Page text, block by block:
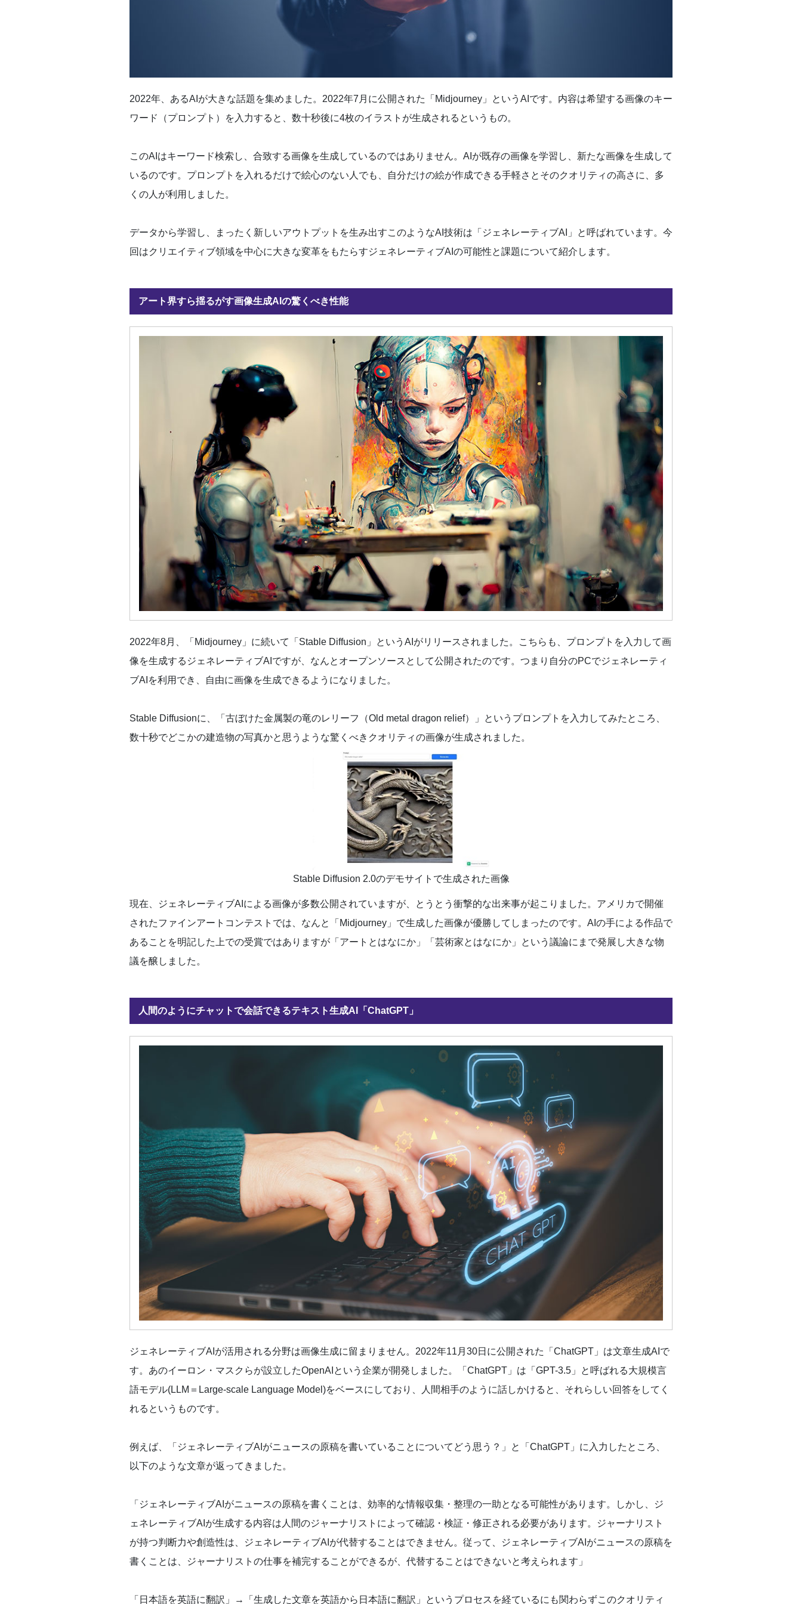
2022年、あるAIが大きな話題を集めました。2022年7月に公開された「Midjourney」というAIです。内容は希望する画像のキー
ワード（プロンプト）を入力すると、数十秒後に4枚のイラストが生成されるというもの。
このAIはキーワード検索し、合致する画像を生成しているのではありません。AIが既存の画像を学習し、新たな画像を生成して
いるのです。プロンプトを入れるだけで絵心のない人でも、自分だけの絵が作成できる手軽さとそのクオリティの高さに、多
くの人が利用しました。
データから学習し、まったく新しいアウトプットを生み出すこのようなAI技術は「ジェネレーティブAI」と呼ばれています。今
回はクリエイティブ領域を中心に大きな変革をもたらすジェネレーティブAIの可能性と課題について紹介します。
アート界すら揺るがす画像生成AIの驚くべき性能
2022年8月、「Midjourney」に続いて「Stable Diffusion」というAIがリリースされました。こちらも、プロンプトを入力して画
像を生成するジェネレーティブAIですが、なんとオープンソースとして公開されたのです。つまり自分のPCでジェネレーティ
ブAIを利用でき、自由に画像を生成できるようになりました。
Stable Diffusionに、「古ぼけた金属製の竜のレリーフ（Old metal dragon relief）」というプロンプトを入力してみたところ、
数十秒でどこかの建造物の写真かと思うような驚くべきクオリティの画像が生成されました。
Stable Diffusion 2.0のデモサイトで生成された画像
現在、ジェネレーティブAIによる画像が多数公開されていますが、とうとう衝撃的な出来事が起こりました。アメリカで開催
されたファインアートコンテストでは、なんと「Midjourney」で生成した画像が優勝してしまったのです。AIの手による作品で
あることを明記した上での受賞ではありますが「アートとはなにか」「芸術家とはなにか」という議論にまで発展し大きな物
議を醸しました。
人間のようにチャットで会話できるテキスト生成AI「ChatGPT」
ジェネレーティブAIが活用される分野は画像生成に留まりません。2022年11月30日に公開された「ChatGPT」は文章生成AIで
す。あのイーロン・マスクらが設立したOpenAIという企業が開発しました。「ChatGPT」は「GPT-3.5」と呼ばれる大規模言
語モデル(LLM＝Large-scale Language Model)をベースにしており、人間相手のように話しかけると、それらしい回答をしてく
れるというものです。
例えば、「ジェネレーティブAIがニュースの原稿を書いていることについてどう思う？」と「ChatGPT」に入力したところ、
以下のような文章が返ってきました。
「ジェネレーティブAIがニュースの原稿を書くことは、効率的な情報収集・整理の一助となる可能性があります。しかし、ジ
ェネレーティブAIが生成する内容は人間のジャーナリストによって確認・検証・修正される必要があります。ジャーナリスト
が持つ判断力や創造性は、ジェネレーティブAIが代替することはできません。従って、ジェネレーティブAIがニュースの原稿を
書くことは、ジャーナリストの仕事を補完することができるが、代替することはできないと考えられます」
「日本語を英語に翻訳」→「生成した文章を英語から日本語に翻訳」というプロセスを経ているにも関わらずこのクオリティ